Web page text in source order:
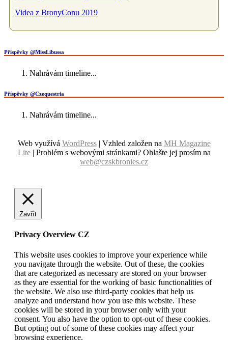
Videa z BronyConu 2019
Příspěvky @MissLibussa
Nahrávám timeline...
Příspěvky @Czequestria
Nahrávám timeline...
Web využívá WordPress| Vzhled založen na MH Magazine
Lite| Problém s webovými stránkami? Ohlašte jej prosím na
web@czskbronies.cz
Zavřít
Privacy Overview CZ
This website uses cookies to improve your experience while
you navigate through the website. Out of these, the cookies
that are categorized as necessary are stored on your browser
as they are essential for the working of basic functionalities of
the website. We also use third-party cookies that help us
analyze and understand how you use this website. These
cookies will be stored in your browser only with your
consent. You also have the option to opt-out of these cookies.
But opting out of some of these cookies may affect your
browsing experience.